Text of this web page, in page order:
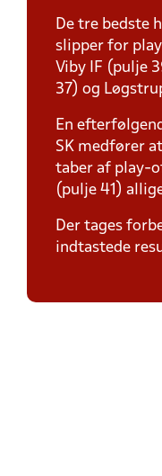
De tre bedste
slipper for
Viby IF (pulje
37) og
En
SK medfører
taber af play-
(pulje 41)
Der tages
indtastede